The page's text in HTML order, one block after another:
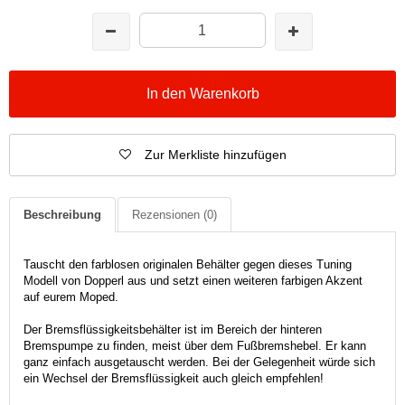
In den Warenkorb
Zur Merkliste hinzufügen
Beschreibung Rezensionen (0)
Tauscht den farblosen originalen Behälter gegen dieses Tuning
Modell von Dopperl aus und setzt einen weiteren farbigen Akzent
auf eurem Moped.
Der Bremsflüssigkeitsbehälter ist im Bereich der hinteren
Bremspumpe zu finden, meist über dem Fußbremshebel. Er kann
ganz einfach ausgetauscht werden. Bei der Gelegenheit würde sich
ein Wechsel der Bremsflüssigkeit auch gleich empfehlen!